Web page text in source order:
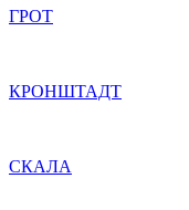
ГРОТ
КРОНШТАДТ
СКАЛА